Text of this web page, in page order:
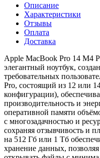
Описание
Характеристики
Отзывы
Оплата
Доставка
Apple MacBook Pro 14 M4
элегантный ноутбук,
требовательных
Pro, состоящий из 12 или
конфигурации),
производительность и
оперативной памяти
с многозадачностью и
сохраняя отзывчивость и
на 512 Гб или 1 Тб
хранение данных,